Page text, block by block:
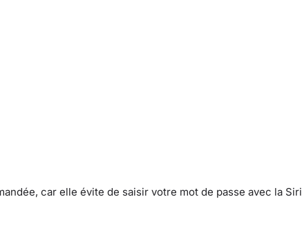
car elle évite de saisir votre mot de passe avec la Siri